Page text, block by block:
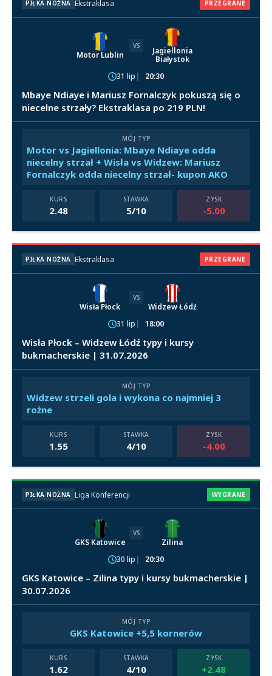
PIŁKA NOŻNA Ekstraklasa PRZEGRANE
Motor Lublin
VS
Jagiellonia
Białystok
31 lip
20:30
Mbaye Ndiaye i Mariusz Fornalczyk pokuszą się o
niecelne strzały? Ekstraklasa po 219 PLN!
MÓJ TYP
Motor vs Jagiellonia: Mbaye Ndiaye odda
niecelny strzał + Wisła vs Widzew: Mariusz
Fornalczyk odda niecelny strzał- kupon AKO
KURS
2.48
STAWKA
5/10
ZYSK
-5.00
PIŁKA NOŻNA Ekstraklasa PRZEGRANE
Wisła Płock
VS
Widzew Łódź
31 lip
18:00
Wisła Płock – Widzew Łódź typy i kursy
bukmacherskie | 31.07.2026
MÓJ TYP
Widzew strzeli gola i wykona co najmniej 3
rożne
KURS
1.55
STAWKA
4/10
ZYSK
-4.00
PIŁKA NOŻNA Liga Konferencji WYGRANE
GKS Katowice
VS
Zilina
30 lip
20:30
GKS Katowice – Zilina typy i kursy bukmacherskie |
30.07.2026
MÓJ TYP
GKS Katowice +5,5 kornerów
KURS
1.62
STAWKA
4/10
ZYSK
+2.48